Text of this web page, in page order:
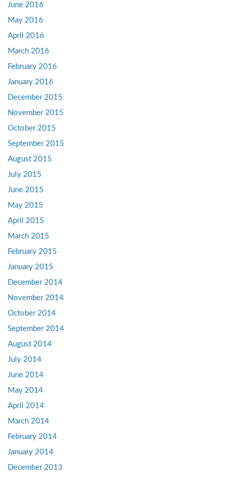
June 2016
May 2016
April 2016
March 2016
February 2016
January 2016
December 2015
November 2015
October 2015
September 2015
August 2015
July 2015
June 2015
May 2015
April 2015
March 2015
February 2015
January 2015
December 2014
November 2014
October 2014
September 2014
August 2014
July 2014
June 2014
May 2014
April 2014
March 2014
February 2014
January 2014
December 2013